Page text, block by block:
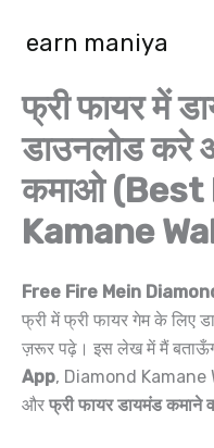
earn maniya
फ्री फायर में
डाउनलोड करे
कमाओ (Best
Kamane
Free Fire Mein
फ्री में फ्री फायर गेम के लिए
ज़रूर पढ़े। इस लेख में मैं
App, Diamond Kamane
और फ्री फायर डायमंड कमाने